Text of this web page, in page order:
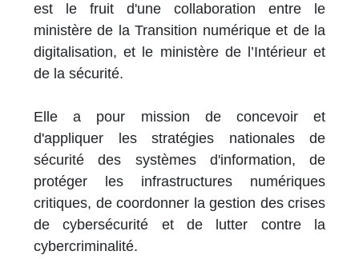
est le fruit d'une collaboration entre le
ministère de la Transition numérique et de la
digitalisation, et le ministère de l’Intérieur et
de la sécurité.
Elle a pour mission de concevoir et
d'appliquer les stratégies nationales de
sécurité des systèmes d'information, de
protéger les infrastructures numériques
critiques, de coordonner la gestion des crises
de cybersécurité et de lutter contre la
cybercriminalité.